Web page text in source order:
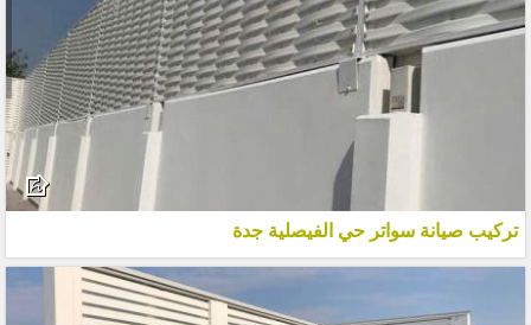
تركيب صيانة سواتر حي الفيصلية جدة